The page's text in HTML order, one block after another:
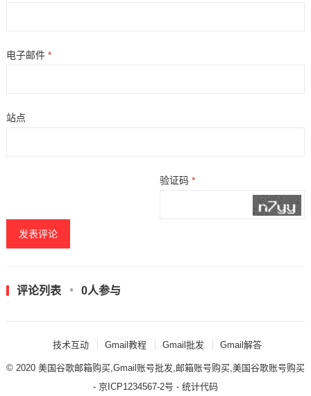
电子邮件 *
站点
验证码*
评论列表 0人参与
技术互动 Gmail教程 Gmail批发 Gmail解答
© 2020 美国谷歌邮箱购买,Gmail账号批发,邮箱账号购买,美国谷歌账号购买
- 京ICP1234567-2号 - 统计代码